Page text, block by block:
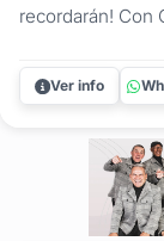
recordarán! Con
hiperrealistas y
original,
Ver info